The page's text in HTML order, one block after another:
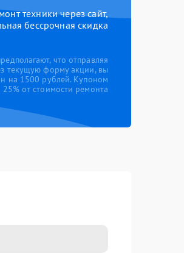
техники через сайт,
бессрочная скидка
что отправляя
текущую форму акции, вы
на 1500 рублей. Купоном
от стоимости ремонта